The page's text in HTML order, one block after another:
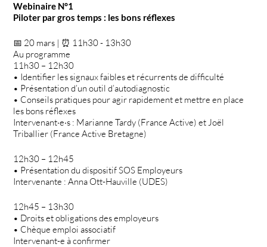
Webinaire N°1
Piloter par gros temps : les bons réflexes
📅 20 mars | ⏰ 11h30 - 13h30
Au programme
11h30 – 12h30
• Identifier les signaux faibles et récurrents de difficulté
• Présentation d’un outil d’autodiagnostic
• Conseils pratiques pour agir rapidement et mettre en place
les bons réflexes
Intervenant·e·s : Marianne Tardy (France Active) et Joël
Triballier (France Active Bretagne)
12h30 – 12h45
• Présentation du dispositif SOS Employeurs
Intervenante : Anna Ott-Hauville (UDES)
12h45 – 13h30
• Droits et obligations des employeurs
• Chèque emploi associatif
Intervenant-e à confirmer